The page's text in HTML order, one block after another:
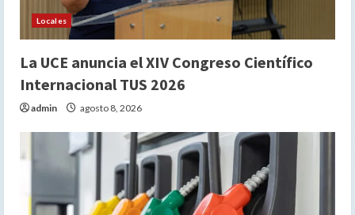
Locales
La UCE anuncia el XIV Congreso Científico
Internacional TUS 2026
admin agosto 8, 2026